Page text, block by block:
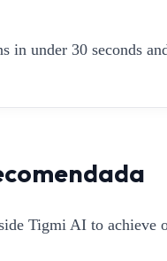
in under 30 seconds
Tigmi AI to achieve